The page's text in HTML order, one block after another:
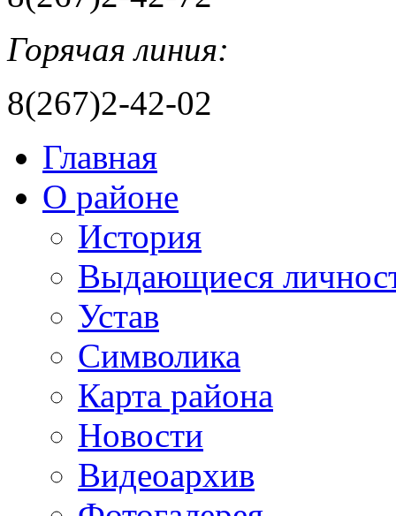
Горячая линия:
8(267)2-42-02
Главная
О районе
История
Выдающиеся
Устав
Символика
Карта района
Новости
Видеоархив